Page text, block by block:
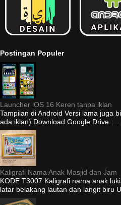
Postingan Populer
Launcher iOS 16 Keren tanpa iklan
Tampilan di Android Versi lama juga
ada iklan) Download Google Drive: ...
Kaligrafi Nama Anak Masjid dan Jam
KODE T3007 Kaligrafi nama anak
latar belakang lautan dan langit biru